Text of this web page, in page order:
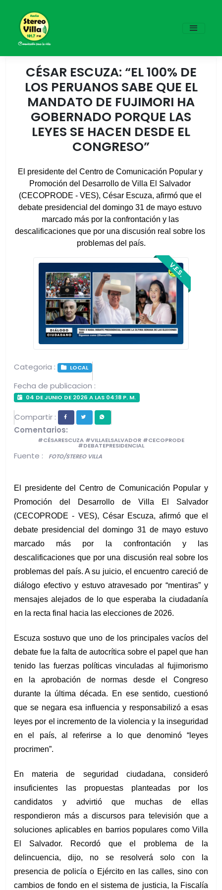
CÉSAR ESCUZA: “EL 100% DE
LOS PERUANOS SABE QUE EL
MANDATO DE FUJIMORI HA
GOBERNADO PORQUE LAS
LEYES SE HACEN DESDE EL
CONGRESO”
El presidente del Centro de Comunicación Popular y
Promoción del Desarrollo de Villa El Salvador
(CECOPRODE - VES), César Escuza, afirmó que el
debate presidencial del domingo 31 de mayo estuvo
marcado más por la confrontación y las
descalificaciones que por una discusión real sobre los
problemas del país.
V.E.S.
Categoria : LOCAL
Fecha de publicacion :
04 DE JUNIO DE 2026 A LAS 04:18 P. M.
Compartir :
Comentarios:
#CÉSARESCUZA #VILLAELSALVADOR #CECOPRODE
#DEBATEPRESIDENCIAL
Fuente : FOTO/STEREO VILLA
El presidente del Centro de Comunicación Popular y
Promoción del Desarrollo de Villa El Salvador
(CECOPRODE - VES), César Escuza, afirmó que el
debate presidencial del domingo 31 de mayo estuvo
marcado más por la confrontación y las
descalificaciones que por una discusión real sobre los
problemas del país. A su juicio, el encuentro careció de
diálogo efectivo y estuvo atravesado por “mentiras” y
mensajes alejados de lo que esperaba la ciudadanía
en la recta final hacia las elecciones de 2026.
Escuza sostuvo que uno de los principales vacíos del
debate fue la falta de autocrítica sobre el papel que han
tenido las fuerzas políticas vinculadas al fujimorismo
en la aprobación de normas desde el Congreso
durante la última década. En ese sentido, cuestionó
que se negara esa influencia y responsabilizó a esas
leyes por el incremento de la violencia y la inseguridad
en el país, al referirse a lo que denominó “leyes
procrimen”.
En materia de seguridad ciudadana, consideró
insuficientes las propuestas planteadas por los
candidatos y advirtió que muchas de ellas
respondieron más a discursos para televisión que a
soluciones aplicables en barrios populares como Villa
El Salvador. Recordó que el problema de la
delincuencia, dijo, no se resolverá solo con la
presencia de policía o Ejército en las calles, sino con
cambios de fondo en el sistema de justicia, la Fiscalía